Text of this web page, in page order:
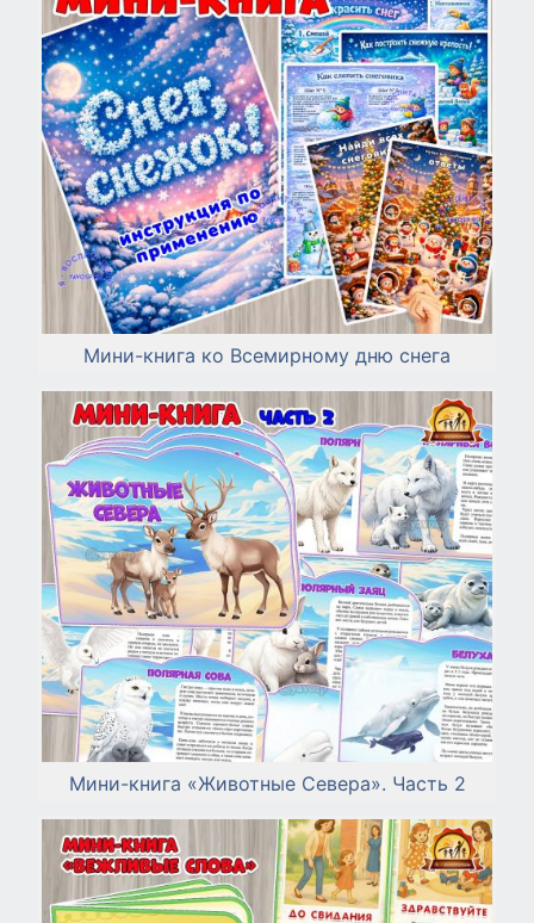
Мини-книга ко Всемирному дню снега
Мини-книга «Животные Севера». Часть 2